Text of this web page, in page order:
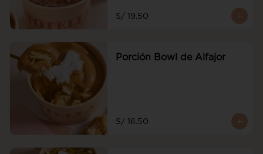
S/ 19.50
Porción Bowl de Alfajor
S/ 16.50